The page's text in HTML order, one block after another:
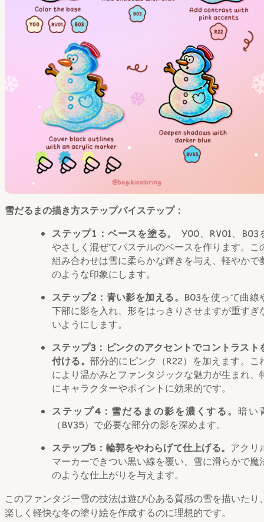
雪だるまの描き方ステップバイステップ：
ステップ1：ベースを塗る。Y00、RV01、B03
やさしく混ぜてパステルのベースを作ります。こ
組み合わせは雪に柔らかな輝きを与え、軽やかで
のような印象にします。
ステップ2：青い影を加える。 B03を使って曲線
下部に影を入れ、形をはっきりさせますが重すぎ
いようにします。
ステップ3：ピンクのアクセントでコントラスト
付ける。 部分的にピンク（R22）を加えます。こ
により温かみとファンタジックな魅力が生まれ、
にキャラクターやポイントに効果的です。
ステップ4：雪だるまの影を濃くする。 暗い
（BV35）で必要な部分の影を深めます。
ステップ5：輪郭をやわらげて仕上げる。 アクリ
マーカーできつい黒い線を覆い、雪に滑らかで魔
のような仕上がりを与えます。
このファンタジー雪の技法は遊び心ある質感の雪を描いたり
楽しく軽快な冬の塗り絵を作成するのに理想的です。